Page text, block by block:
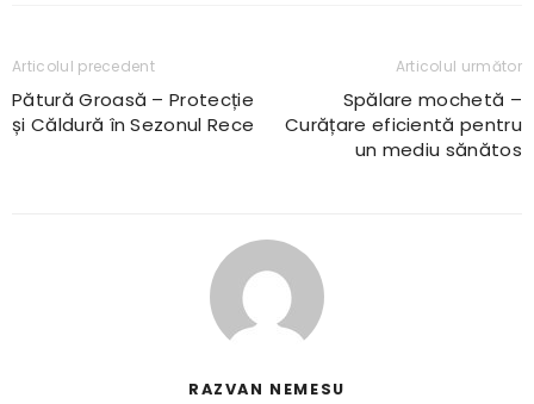
Articolul precedent
Pătură Groasă – Protecție
și Căldură în Sezonul Rece
Articolul următor
Spălare mochetă –
Curățare eficientă pentru
un mediu sănătos
RAZVAN NEMESU